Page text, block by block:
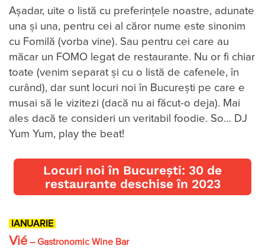
Aşadar, uite o listă cu preferinţele noastre, adunate
una şi una, pentru cei al căror nume este sinonim
cu Fomilă (vorba vine). Sau pentru cei care au
măcar un FOMO legat de restaurante. Nu or fi chiar
toate (venim separat și cu o listă de cafenele, în
curând), dar sunt locuri noi în București pe care e
musai să le vizitezi (dacă nu ai făcut-o deja). Mai
ales dacă te consideri un veritabil foodie. So… DJ
Yum Yum, play the beat!
Locuri noi în București: 30 de
restaurante deschise în 2023
IANUARIE
Vié– Gastronomic Wine Bar